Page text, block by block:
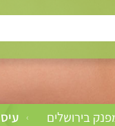
בירושלים ›